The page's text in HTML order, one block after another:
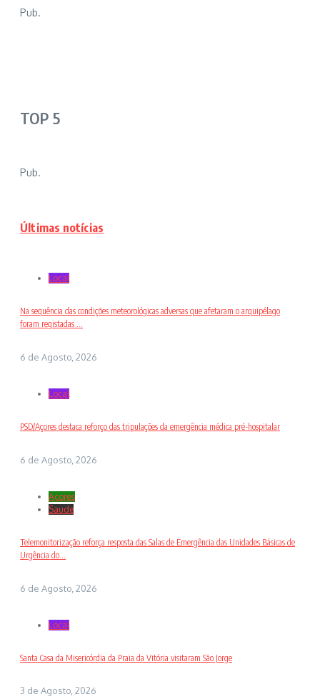
Pub.
TOP 5
Pub.
Últimas notícias
Local
Na sequência das condições meteorológicas adversas que afetaram o arquipélago
foram registadas ...
6 de Agosto, 2026
Local
PSD/Açores destaca reforço das tripulações da emergência médica pré-hospitalar
6 de Agosto, 2026
Açores
Saude
Telemonitorização reforça resposta das Salas de Emergência das Unidades Básicas de
Urgência do...
6 de Agosto, 2026
Local
Santa Casa da Misericórdia da Praia da Vitória visitaram São Jorge
3 de Agosto, 2026